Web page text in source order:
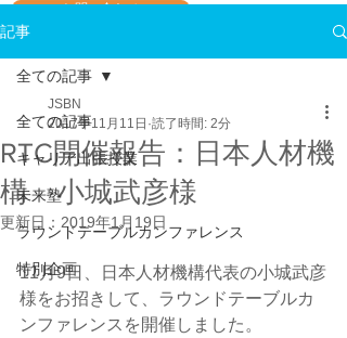
お問い合わせ
記事
全ての記事
キャリア出張授業
未来塾
ラウンドテーブルカンファレンス
特別企画
全ての記事
RTC開催報告：日本人材機
構 小城武彦様
JSBN
2017年11月11日 読了時間: 2分
更新日： 2019年1月19日
11月9日、日本人材機構代表の小城武彦
様をお招きして、ラウンドテーブルカ
ンファレンスを開催しました。